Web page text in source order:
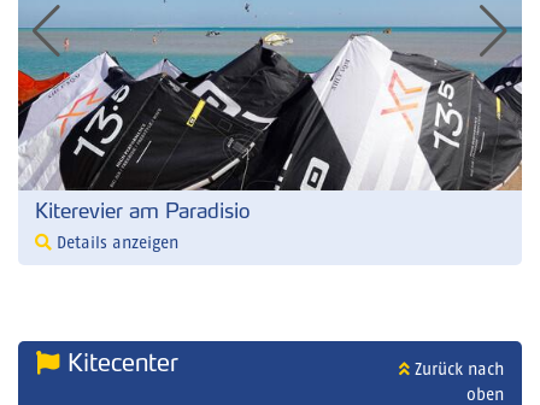
Kiterevier am Paradisio
Details anzeigen
Kitecenter
Zurück nach
oben